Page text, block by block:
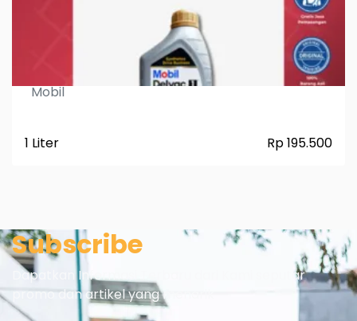
Mobil Delvac 1 5W40 FU
Mobil
1 Liter Rp 195.500
Subscribe
Dapatkan Informasi Terbaru dari Kami seputar
promo dan artikel yang menarik